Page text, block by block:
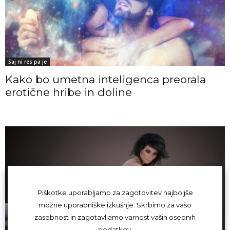
Saj ni res pa je
Kako bo umetna inteligenca preorala
erotične hribe in doline
Piškotke uporabljamo za zagotovitev najboljše
možne uporabniške izkušnje. Skrbimo za vašo
zasebnost in zagotavljamo varnost vaših osebnih